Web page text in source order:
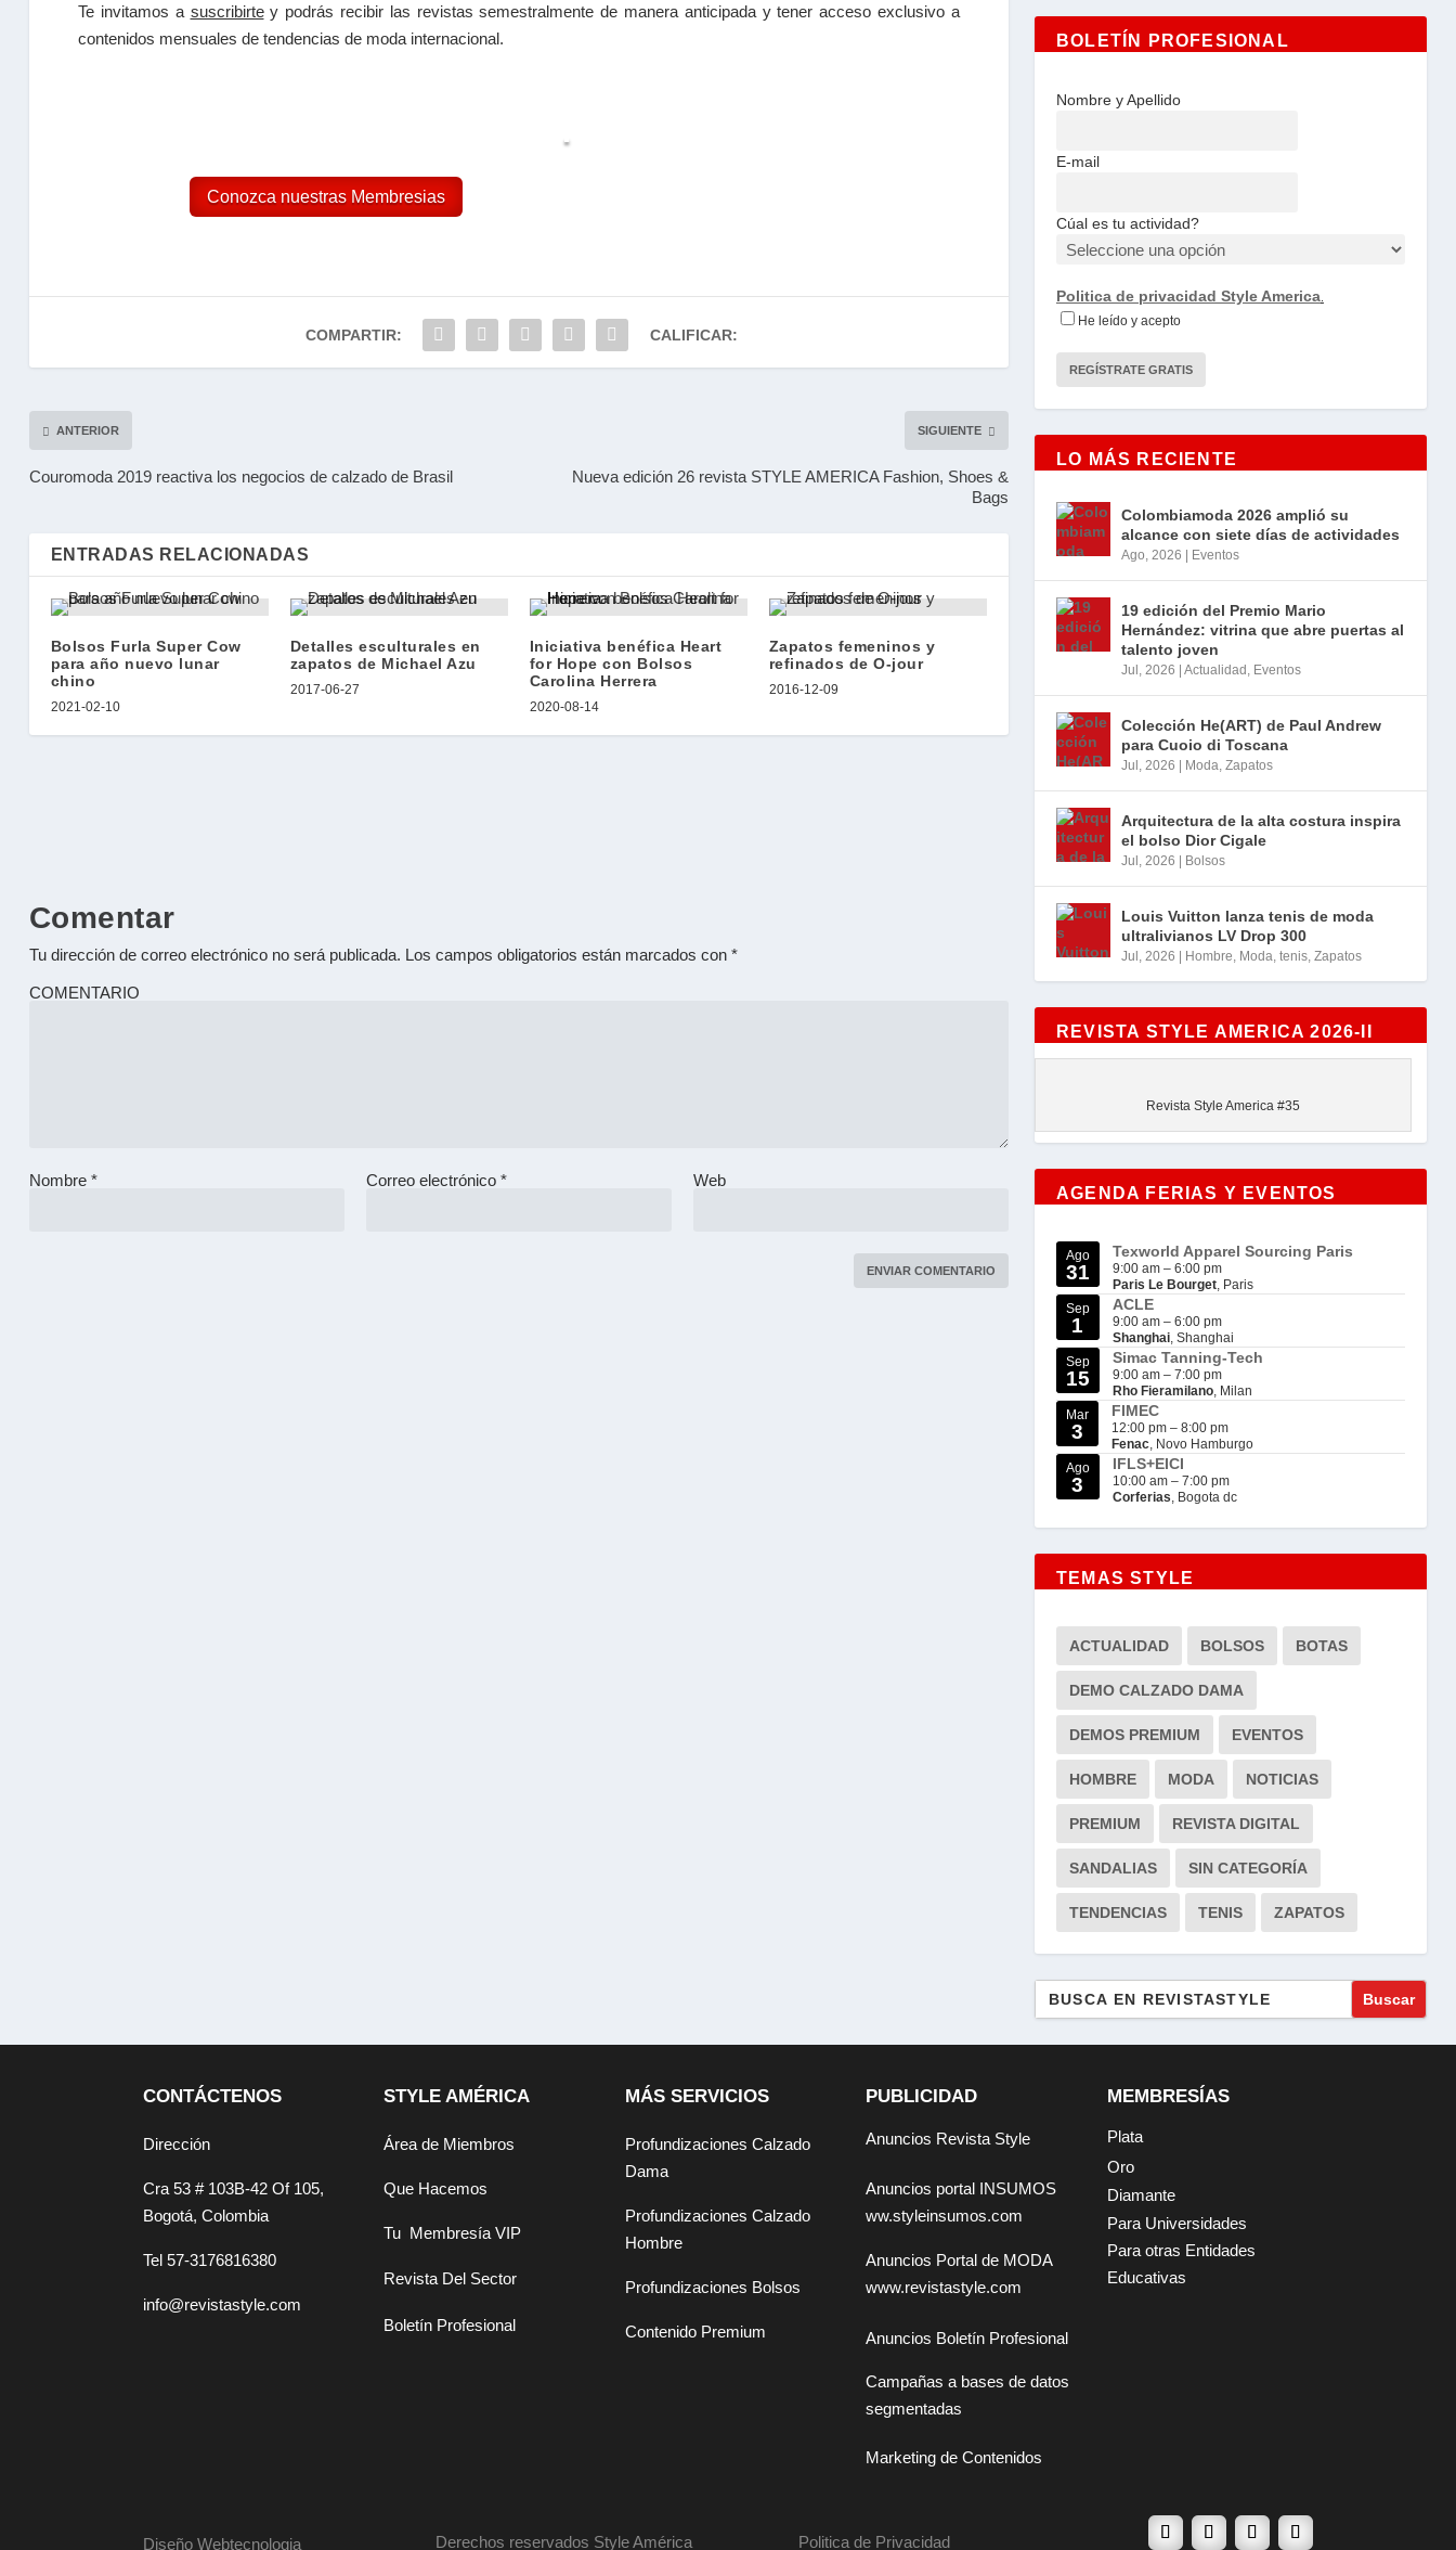
Te invitamos a suscribirtey podrás recibir las revistas semestralmente de manera anticipada y tener acceso exclusivo a
contenidos mensuales de tendencias de moda internacional.
Conozca nuestras Membresias
COMPARTIR: CALIFICAR:
ANTERIOR
Couromoda 2019 reactiva los negocios de calzado de Brasil
SIGUIENTE
Nueva edición 26 revista STYLE AMERICA Fashion, Shoes &
Bags
ENTRADAS RELACIONADAS
Bolsos Furla Super Cow
para año nuevo lunar
chino
2021-02-10
Detalles esculturales en
zapatos de Michael Azu
2017-06-27
Iniciativa benéfica Heart
for Hope con Bolsos
Carolina Herrera
2020-08-14
Zapatos femeninos y
refinados de O-jour
2016-12-09
Comentar
Tu dirección de correo electrónico no será publicada. Los campos obligatorios están marcados con *
COMENTARIO
Nombre * Correo electrónico* Web
BOLETÍN PROFESIONAL
Nombre y Apellido
E-mail
Cúal es tu actividad?
Politica de privacidad Style America.
He leído y acepto
LO MÁS RECIENTE
Colombiamoda 2026 amplió su
alcance con siete días de actividades
Ago, 2026 Eventos
19 edición del Premio Mario
Hernández: vitrina que abre puertas al
talento joven
Jul, 2026 Actualidad , Eventos
Colección He(ART) de Paul Andrew
para Cuoio di Toscana
Jul, 2026 Moda, Zapatos
Arquitectura de la alta costura inspira
el bolso Dior Cigale
Jul, 2026 Bolsos
Louis Vuitton lanza tenis de moda
ultralivianos LV Drop 300
Jul, 2026 Hombre, Moda, tenis, Zapatos
REVISTA STYLE AMERICA 2026-II
Revista Style America #35
AGENDA FERIAS Y EVENTOS
Ago
31
Texworld Apparel Sourcing Paris
9:00 am – 6:00 pm
Paris Le Bourget, Paris
Sep
1
ACLE
9:00 am – 6:00 pm
Shanghai, Shanghai
Sep
15
Simac Tanning-Tech
9:00 am – 7:00 pm
Rho Fieramilano, Milan
Mar
3
FIMEC
12:00 pm – 8:00 pm
Fenac, Novo Hamburgo
Ago
3
IFLS+EICI
10:00 am – 7:00 pm
Corferias, Bogota dc
TEMAS STYLE
ACTUALIDAD BOLSOS BOTAS
DEMO CALZADO DAMA
DEMOS PREMIUM EVENTOS
HOMBRE MODA NOTICIAS
PREMIUM REVISTA DIGITAL
SANDALIAS SIN CATEGORÍA
TENDENCIAS TENIS ZAPATOS
CONTÁCTENOS
Dirección
Cra 53 # 103B-42 Of 105,
Bogotá, Colombia
Tel 57-3176816380
info@revistastyle.com
STYLE AMÉRICA
Área de Miembros
Que Hacemos
Tu Membresía VIP
Revista Del Sector
Boletín Profesional
MÁS SERVICIOS
Profundizaciones Calzado
Dama
Profundizaciones Calzado
Hombre
Profundizaciones Bolsos
Contenido Premium
PUBLICIDAD
Anuncios Revista Style
Anuncios portal INSUMOS
ww.styleinsumos.com
Anuncios Portal de MODA
www.revistastyle.com
Anuncios Boletín Profesional
Campañas a bases de datos
segmentadas
Marketing de Contenidos
MEMBRESÍAS
Plata
Oro
Diamante
Para Universidades
Para otras Entidades
Educativas
Diseño Webtecnologia Derechos reservados Style América Politica de Privacidad